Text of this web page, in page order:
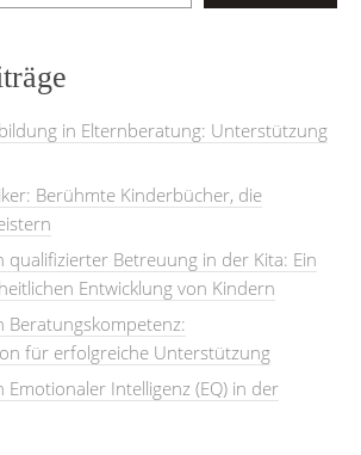
in Elternberatung: Unterstützung
Berühmte Kinderbücher, die
qualifizierter Betreuung in der Kita: Ein
Entwicklung von Kindern
Beratungskompetenz:
für erfolgreiche Unterstützung
Emotionaler Intelligenz (EQ) in der